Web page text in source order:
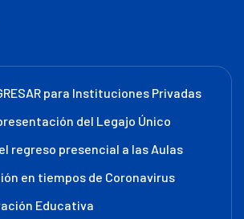
para Instituciones Privadas
del Legajo Único
regreso presencial a las Aulas
en tiempos de Coronavirus
Educativa